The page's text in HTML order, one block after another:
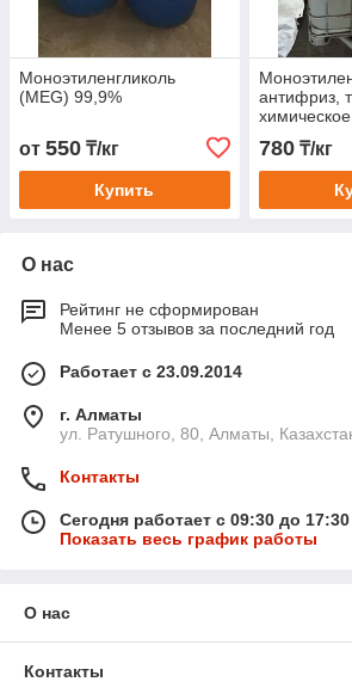
Моноэтиленгликоль
(MEG) 99,9%
от 550 ₸/кг
Купить
антифриз,
19710-83)
780₸/кг
О нас
Рейтинг не сформирован
Менее 5 отзывов за последний год
Работает с 23.09.2014
г. Алматы
ул. Ратушного, 80, Алматы,
Контакты
Сегодня работает с 09:30 до 17:30
Показать весь график работы
О нас
Контакты